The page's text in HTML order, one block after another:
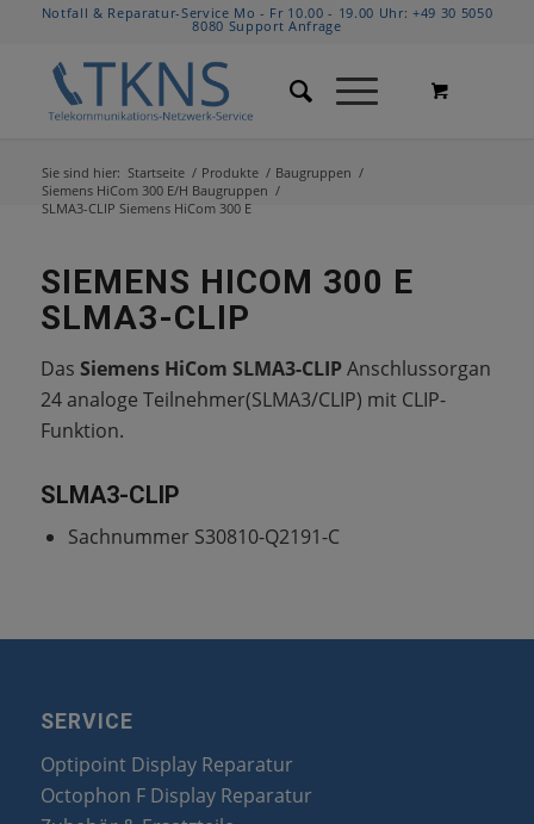
Notfall & Reparatur-Service Mo - Fr 10.00 - 19.00 Uhr:+49 30 5050
8080 Support Anfrage
Sie sind hier: Startseite / Produkte / Baugruppen /
Siemens HiCom 300 E/H Baugruppen /
SLMA3-CLIP Siemens HiCom 300 E
SIEMENS HICOM 300 E
SLMA3-CLIP
Das Siemens HiCom SLMA3-CLIPAnschlussorgan
24 analoge Teilnehmer(SLMA3/CLIP) mit CLIP-
Funktion.
SLMA3-CLIP
Sachnummer S30810-Q2191-C
SERVICE
Optipoint Display Reparatur
Octophon F Display Reparatur